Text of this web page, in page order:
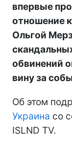
впервые
отношение
Ольгой
обвинений
вину за
Об этом
Украина со
ISLND TV.